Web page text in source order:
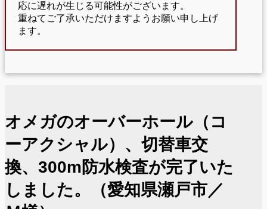
応に遅れが生じる可能性がございます。
重ねてご了承いただけますようお願い申し上げ
ます。
オメガのオーバーホール（コ
ーアクシャル）、切替車交
換、300m防水検査が完了いた
しました。（愛知県瀬戸市／